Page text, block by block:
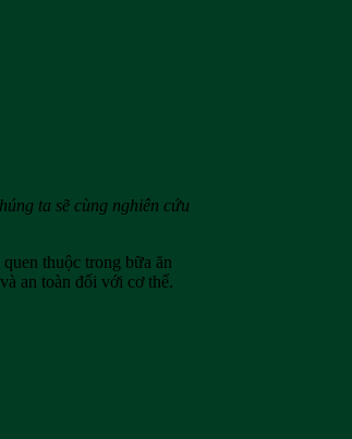
ta sẽ cùng nghiên cứu
thuộc trong bữa ăn
an toàn đối với cơ thể.